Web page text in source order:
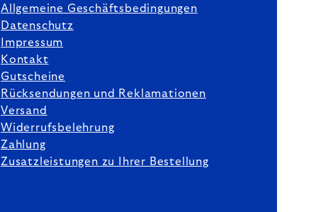
Allgemeine Geschäftsbedingungen
Datenschutz
Impressum
Kontakt
Gutscheine
Rücksendungen und Reklamationen
Versand
Widerrufsbelehrung
Zahlung
Zusatzleistungen zu Ihrer Bestellung